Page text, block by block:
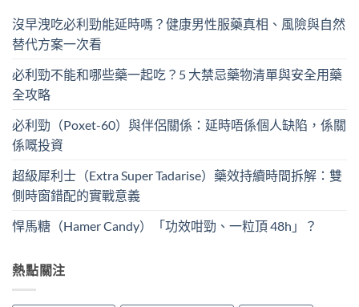
沒早洩吃必利勁能延時嗎？健康男性服藥真相、風險與自然
替代方案一次看
必利勁不能和哪些藥一起吃？5 大禁忌藥物清單與安全用藥
全攻略
必利勁（Poxet-60）與伴侶關係：延時唔係個人缺陷，係關
係嘅投資
超級犀利士（Extra Super Tadarise）藥效持續時間拆解：雙
側時窗錯配的實戰意義
悍馬糖（Hamer Candy）「功效咁勁、一粒頂 48h」？
熱點關注